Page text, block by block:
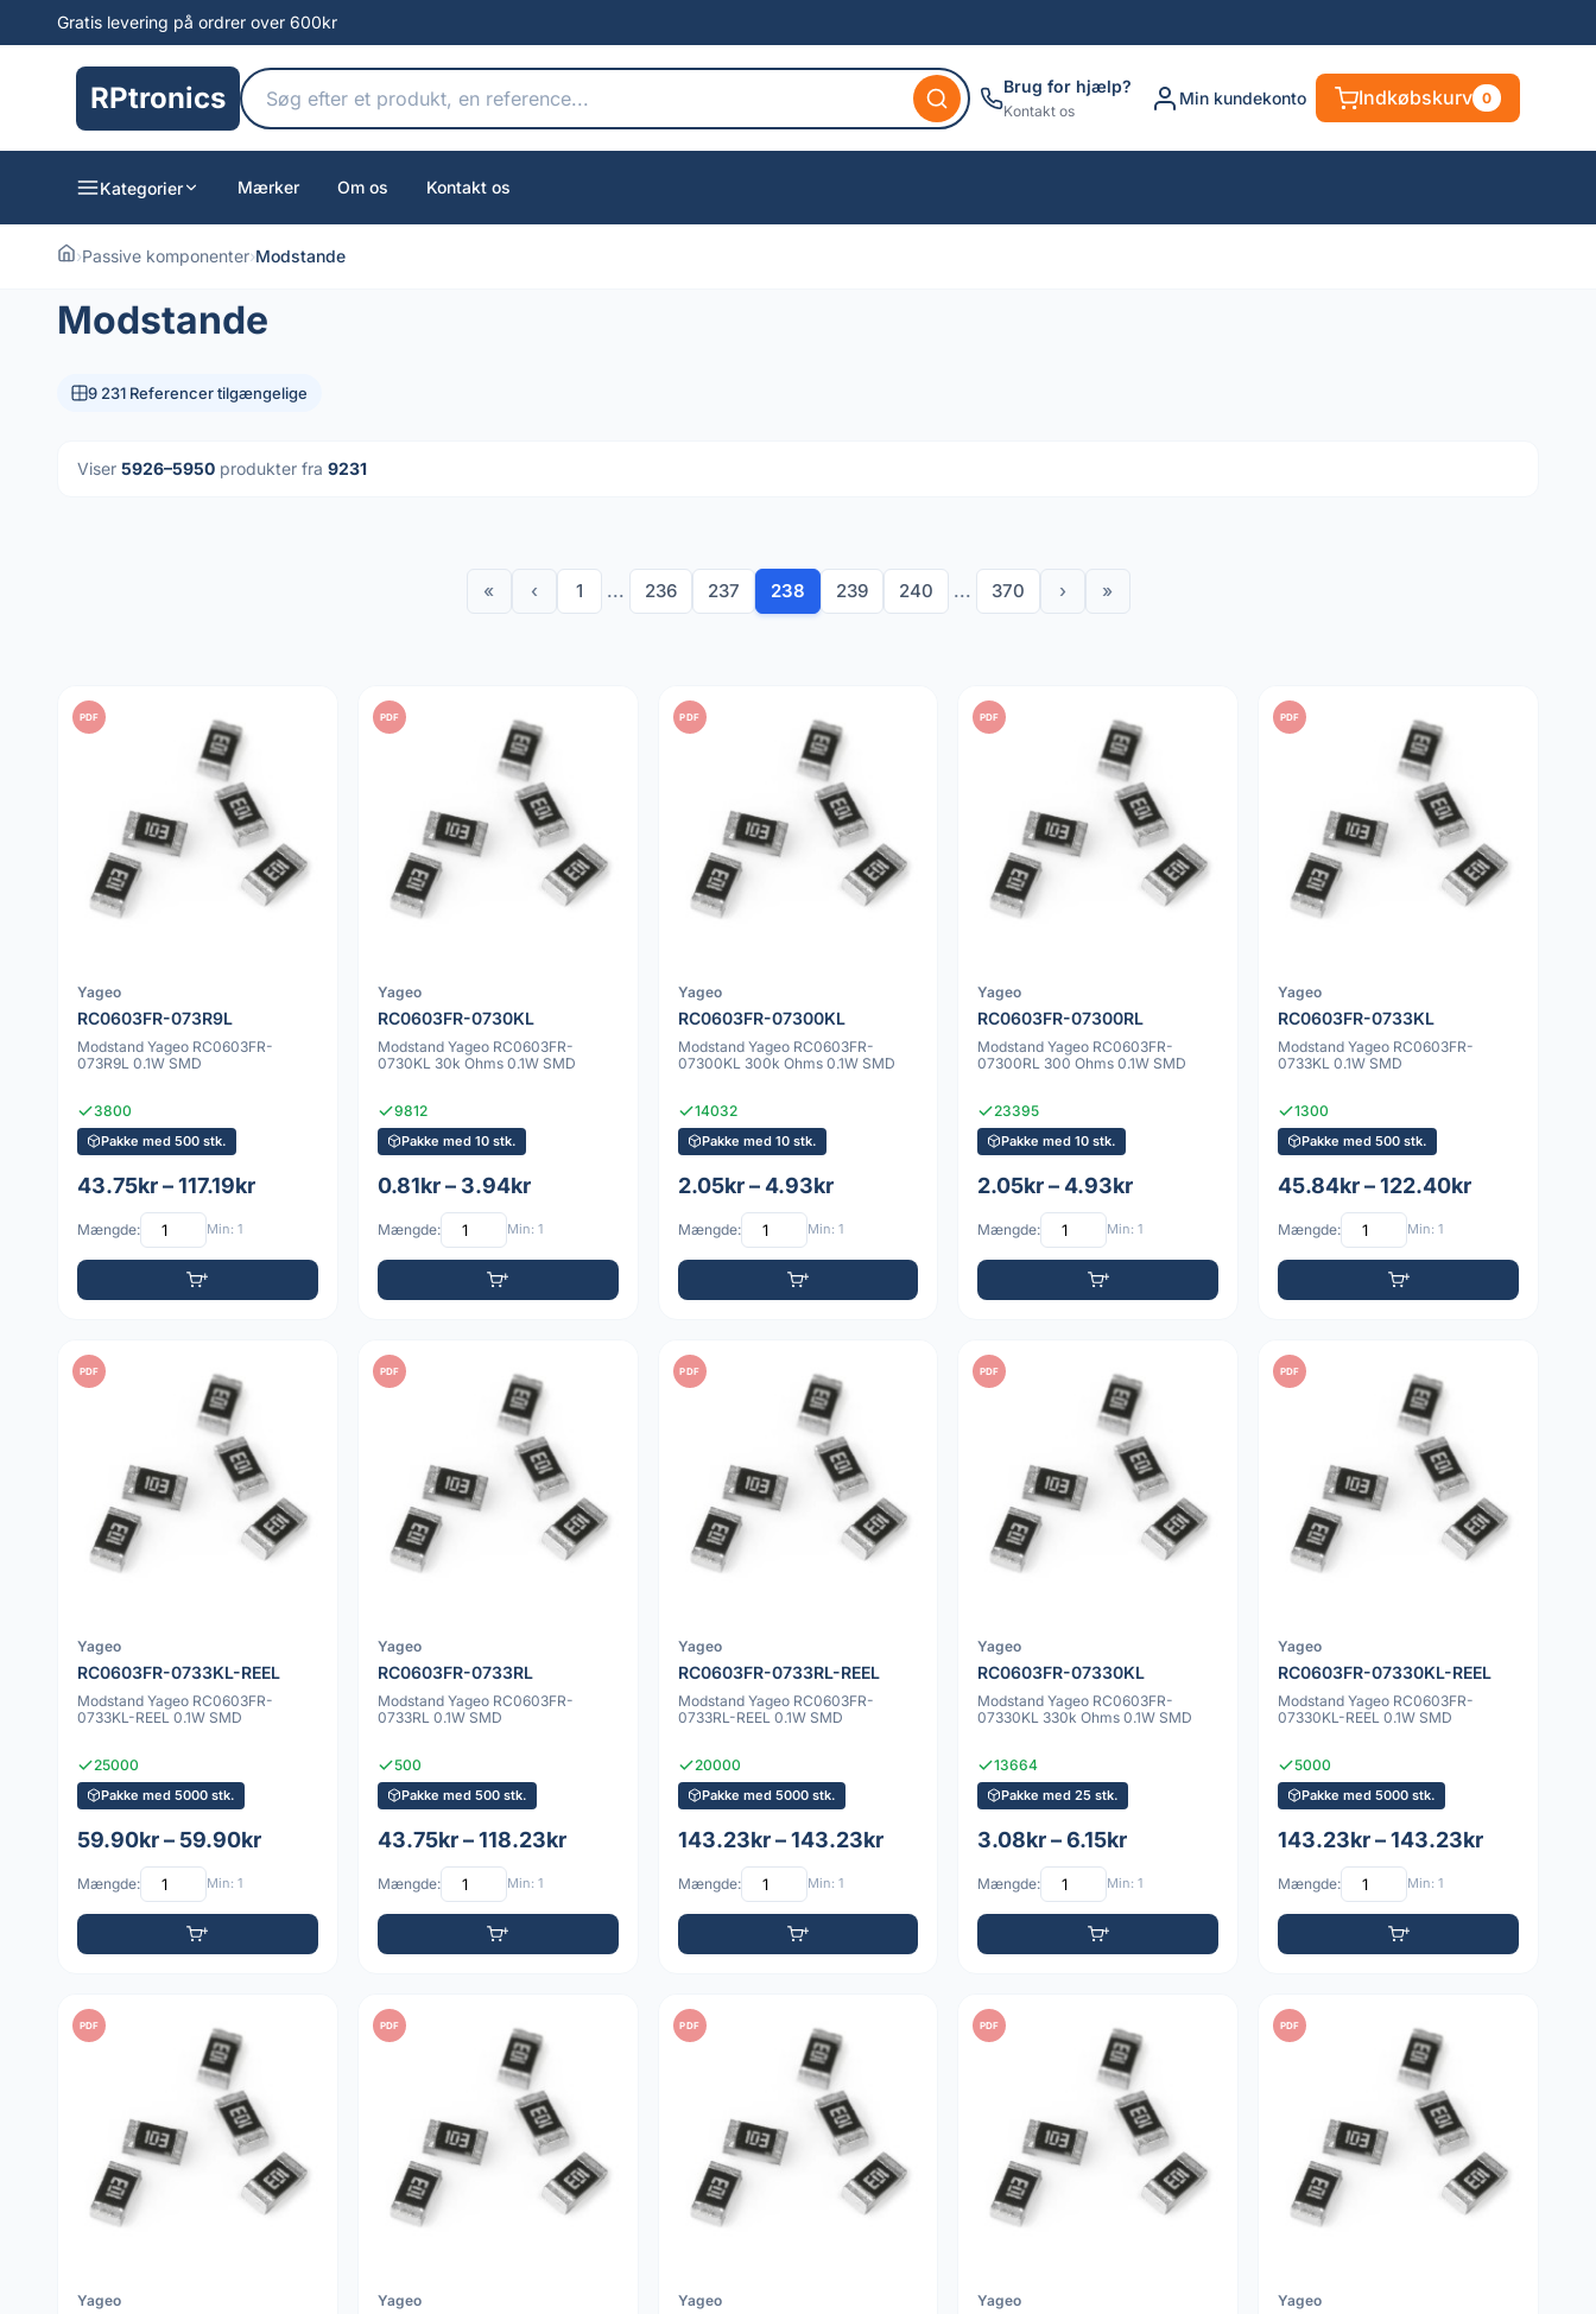
Gratis levering på ordrer over 600kr
RPtronics Brug for hjælp?
Kontakt os
Min kundekonto Indkøbskurv 0
Kategorier Mærker Om os Kontakt os
›Passive komponenter›Modstande
Modstande
9 231 Referencer tilgængelige
Viser 5926–5950 produkter fra 9231
« ‹ 1 ... 236 237 238 239 240 ... 370 › »
PDF
Yageo
RC0603FR-073R9L
Modstand Yageo RC0603FR-
073R9L 0.1W SMD
3800
Pakke med 500 stk.
43.75kr – 117.19kr
Mængde: Min: 1
PDF
Yageo
RC0603FR-0730KL
Modstand Yageo RC0603FR-
0730KL 30k Ohms 0.1W SMD
9812
Pakke med 10 stk.
0.81kr – 3.94kr
Mængde: Min: 1
PDF
Yageo
RC0603FR-07300KL
Modstand Yageo RC0603FR-
07300KL 300k Ohms 0.1W SMD
14032
Pakke med 10 stk.
2.05kr – 4.93kr
Mængde: Min: 1
PDF
Yageo
RC0603FR-07300RL
Modstand Yageo RC0603FR-
07300RL 300 Ohms 0.1W SMD
23395
Pakke med 10 stk.
2.05kr – 4.93kr
Mængde: Min: 1
PDF
Yageo
RC0603FR-0733KL
Modstand Yageo RC0603FR-
0733KL 0.1W SMD
1300
Pakke med 500 stk.
45.84kr – 122.40kr
Mængde: Min: 1
PDF
Yageo
RC0603FR-0733KL-REEL
Modstand Yageo RC0603FR-
0733KL-REEL 0.1W SMD
25000
Pakke med 5000 stk.
59.90kr – 59.90kr
Mængde: Min: 1
PDF
Yageo
RC0603FR-0733RL
Modstand Yageo RC0603FR-
0733RL 0.1W SMD
500
Pakke med 500 stk.
43.75kr – 118.23kr
Mængde: Min: 1
PDF
Yageo
RC0603FR-0733RL-REEL
Modstand Yageo RC0603FR-
0733RL-REEL 0.1W SMD
20000
Pakke med 5000 stk.
143.23kr – 143.23kr
Mængde: Min: 1
PDF
Yageo
RC0603FR-07330KL
Modstand Yageo RC0603FR-
07330KL 330k Ohms 0.1W SMD
13664
Pakke med 25 stk.
3.08kr – 6.15kr
Mængde: Min: 1
PDF
Yageo
RC0603FR-07330KL-REEL
Modstand Yageo RC0603FR-
07330KL-REEL 0.1W SMD
5000
Pakke med 5000 stk.
143.23kr – 143.23kr
Mængde: Min: 1
PDF
Yageo
PDF
Yageo
PDF
Yageo
PDF
Yageo
PDF
Yageo